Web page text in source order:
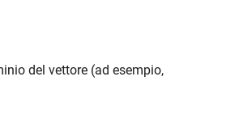
del vettore (ad esempio,